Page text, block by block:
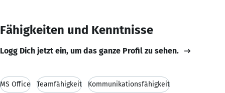
Fähigkeiten und Kenntnisse
Logg Dich jetzt ein, um das ganze Profil zu sehen.
MS Office Teamfähigkeit Kommunikationsfähigkeit